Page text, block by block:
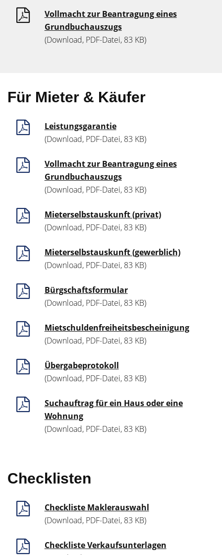
Vollmacht zur Beantragung eines
Grundbuchauszugs
(Download, PDF-Datei, 83 KB)
Für Mieter & Käufer
Leistungsgarantie
(Download, PDF-Datei, 83 KB)
Vollmacht zur Beantragung eines
Grundbuchauszugs
(Download, PDF-Datei, 83 KB)
Mieterselbstauskunft (privat)
(Download, PDF-Datei, 83 KB)
Mieterselbstauskunft (gewerblich)
(Download, PDF-Datei, 83 KB)
Bürgschaftsformular
(Download, PDF-Datei, 83 KB)
Mietschuldenfreiheitsbescheinigung
(Download, PDF-Datei, 83 KB)
Übergabeprotokoll
(Download, PDF-Datei, 83 KB)
Suchauftrag für ein Haus oder eine
Wohnung
(Download, PDF-Datei, 83 KB)
Checklisten
Checkliste Maklerauswahl
(Download, PDF-Datei, 83 KB)
Checkliste Verkaufsunterlagen